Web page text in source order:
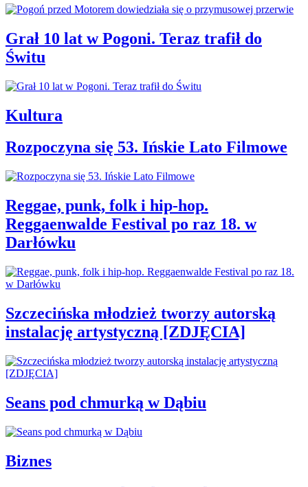
Grał 10 lat w Pogoni. Teraz trafił do
Świtu
Kultura
Rozpoczyna się 53. Ińskie Lato Filmowe
Reggae, punk, folk i hip-hop.
Reggaenwalde Festival po raz 18. w
Darłówku
Szczecińska młodzież tworzy autorską
instalację artystyczną [ZDJĘCIA]
Seans pod chmurką w Dąbiu
Biznes